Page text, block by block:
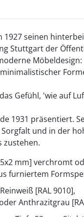
seinen
Stuttgart der
Möbeldesign:
Gefühl, 'wie auf
1931 präsentiert.
und in der
zustehen.
mm] verchromt
furniertem
[RAL 9010],
Anthrazitgrau